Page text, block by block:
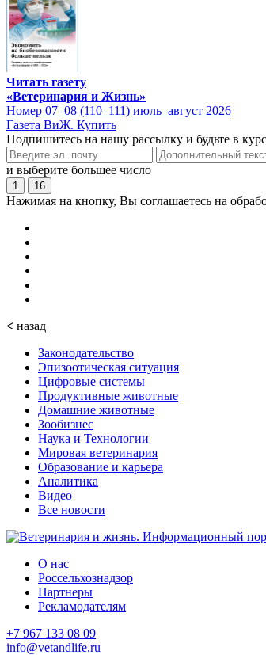
Читать газету
«Ветеринария и Жизнь»
Номер 07–08 (110–111) июль–август 2026
Газета ВиЖ. Купить
Подпишитесь на нашу рассылку и будьте в
и выберите большее число
1 16
Нажимая на кнопку, Вы соглашаетесь на
< назад
Законодательство
Эпизоотическая ситуация
Цифровые системы
Продуктивные животные
Домашние животные
Зообизнес
Наука и Технологии
Мировая ветеринария
Образование и карьера
Аналитика
Видео
Все новости
О нас
Россельхознадзор
Партнеры
Рекламодателям
+7 967 133 08 09
info@vetandlife.ru